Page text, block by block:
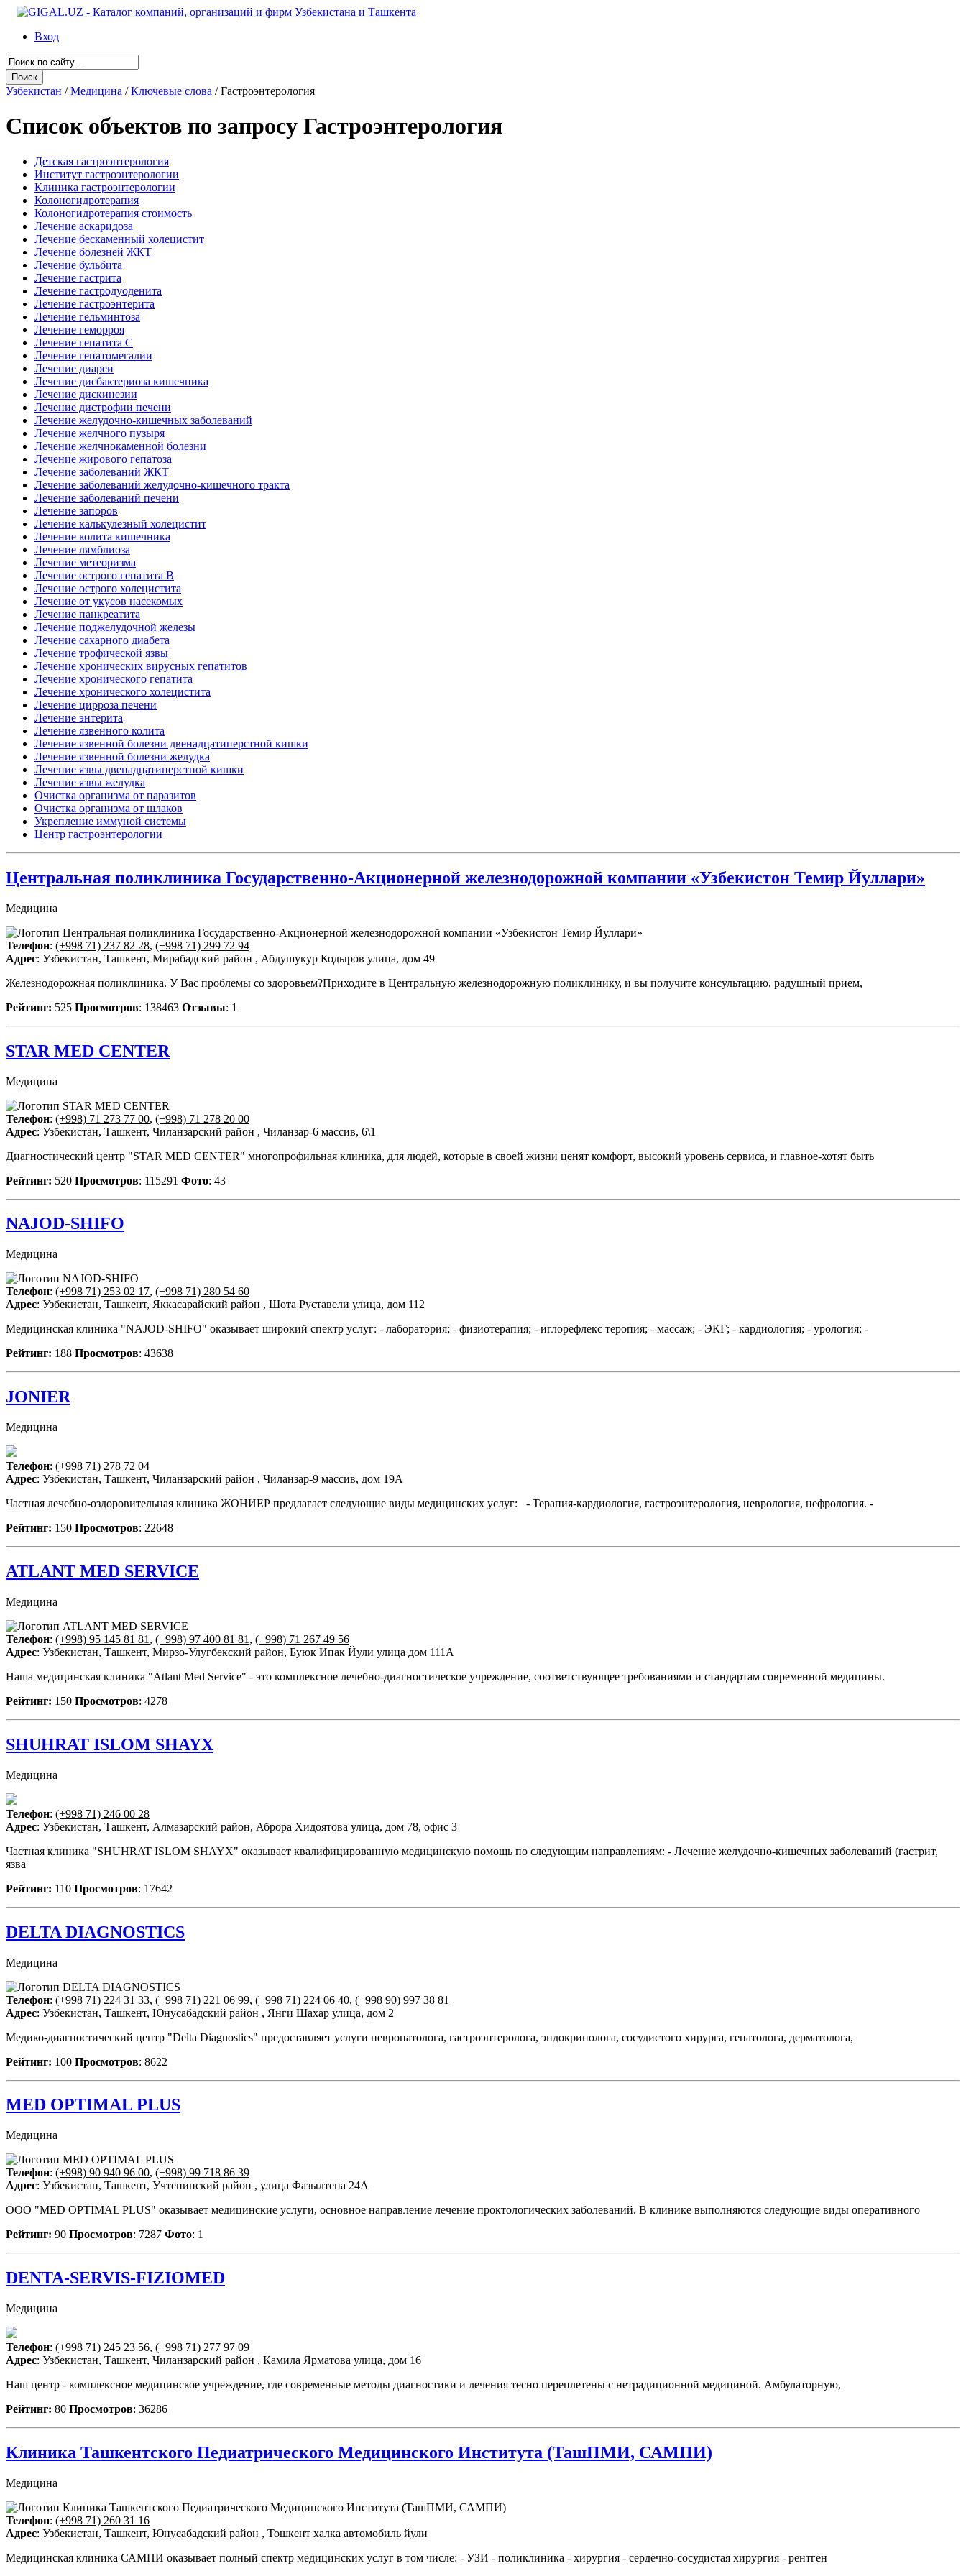
Вход
Узбекистан / Медицина / Ключевые слова /Гастроэнтерология
Список объектов по запросу Гастроэнтерология
Детская гастроэнтерология
Институт гастроэнтерологии
Клиника гастроэнтерологии
Колоногидротерапия
Колоногидротерапия стоимость
Лечение аскаридоза
Лечение бескаменный холецистит
Лечение болезней ЖКТ
Лечение бульбита
Лечение гастрита
Лечение гастродуоденита
Лечение гастроэнтерита
Лечение гельминтоза
Лечение геморроя
Лечение гепатита С
Лечение гепатомегалии
Лечение диареи
Лечение дисбактериоза кишечника
Лечение дискинезии
Лечение дистрофии печени
Лечение желудочно-кишечных заболеваний
Лечение желчного пузыря
Лечение желчнокаменной болезни
Лечение жирового гепатоза
Лечение заболеваний ЖКТ
Лечение заболеваний желудочно-кишечного тракта
Лечение заболеваний печени
Лечение запоров
Лечение калькулезный холецистит
Лечение колита кишечника
Лечение лямблиоза
Лечение метеоризма
Лечение острого гепатита В
Лечение острого холецистита
Лечение от укусов насекомых
Лечение панкреатита
Лечение поджелудочной железы
Лечение сахарного диабета
Лечение трофической язвы
Лечение хронических вирусных гепатитов
Лечение хронического гепатита
Лечение хронического холецистита
Лечение цирроза печени
Лечение энтерита
Лечение язвенного колита
Лечение язвенной болезни двенадцатиперстной кишки
Лечение язвенной болезни желудка
Лечение язвы двенадцатиперстной кишки
Лечение язвы желудка
Очистка организма от паразитов
Очистка организма от шлаков
Укрепление иммуной системы
Центр гастроэнтерологии
Центральная поликлиника Государственно-Акционерной железнодорожной компании «Узбекистон Темир Йуллари»
Медицина
Телефон: (+998 71) 237 82 28, (+998 71) 299 72 94
Адрес: Узбекистан, Ташкент, Мирабадский район , Абдушукур Кодыров улица, дом 49
Железнодорожная поликлиника. У Вас проблемы со здоровьем?Приходите в Центральную железнодорожную поликлинику, и вы получите консультацию, радушный прием,
Рейтинг: 525 Просмотров: 138463 Отзывы: 1
STAR MED CENTER
Медицина
Телефон: (+998) 71 273 77 00, (+998) 71 278 20 00
Адрес: Узбекистан, Ташкент, Чиланзарский район , Чиланзар-6 массив, 6\1
Диагностический центр "STAR MED CENTER" многопрофильная клиника, для людей, которые в своей жизни ценят комфорт, высокий уровень сервиса, и главное-хотят быть
Рейтинг: 520 Просмотров: 115291 Фото: 43
NAJOD-SHIFO
Медицина
Телефон: (+998 71) 253 02 17, (+998 71) 280 54 60
Адрес: Узбекистан, Ташкент, Яккасарайский район , Шота Руставели улица, дом 112
Медицинская клиника "NAJOD-SHIFO" оказывает широкий спектр услуг: - лаборатория; - физиотерапия; - иглорефлекс теропия; - массаж; - ЭКГ; - кардиология; - урология; -
Рейтинг: 188 Просмотров: 43638
JONIER
Медицина
Телефон: (+998 71) 278 72 04
Адрес: Узбекистан, Ташкент, Чиланзарский район , Чиланзар-9 массив, дом 19А
Частная лечебно-оздоровительная клиника ЖОНИЕР предлагает следующие виды медицинских услуг: - Терапия-кардиология, гастроэнтерология, неврология, нефрология. -
Рейтинг: 150 Просмотров: 22648
ATLANT MED SERVICE
Медицина
Телефон: (+998) 95 145 81 81 , (+998) 97 400 81 81 , (+998) 71 267 49 56
Адрес: Узбекистан, Ташкент, Мирзо-Улугбекский район, Буюк Ипак Йули улица дом 111А
Наша медицинская клиника "Atlant Med Service" - это комплексное лечебно-диагностическое учреждение, соответствующее требованиями и стандартам современной медицины.
Рейтинг: 150 Просмотров: 4278
SHUHRAT ISLOM SHAYX
Медицина
Телефон: (+998 71) 246 00 28
Адрес: Узбекистан, Ташкент, Алмазарский район, Аброра Хидоятова улица, дом 78, офис 3
Частная клиника "SHUHRAT ISLOM SHAYX" оказывает квалифицированную медицинскую помощь по следующим направлениям: - Лечение желудочно-кишечных заболеваний (гастрит,
язва
Рейтинг: 110 Просмотров: 17642
DELTA DIAGNOSTICS
Медицина
Телефон: (+998 71) 224 31 33, (+998 71) 221 06 99, (+998 71) 224 06 40, (+998 90) 997 38 81
Адрес: Узбекистан, Ташкент, Юнусабадский район , Янги Шахар улица, дом 2
Медико-диагностический центр "Delta Diagnostics" предоставляет услуги невропатолога, гастроэнтеролога, эндокринолога, сосудистого хирурга, гепатолога, дерматолога,
Рейтинг: 100 Просмотров: 8622
MED OPTIMAL PLUS
Медицина
Телефон: (+998) 90 940 96 00, (+998) 99 718 86 39
Адрес: Узбекистан, Ташкент, Учтепинский район , улица Фазылтепа 24А
OOO "MED OPTIMAL PLUS" оказывает медицинские услуги, основное направление лечение проктологических заболеваний. В клинике выполняются следующие виды оперативного
Рейтинг: 90 Просмотров: 7287 Фото: 1
DENTA-SERVIS-FIZIOMED
Медицина
Телефон: (+998 71) 245 23 56, (+998 71) 277 97 09
Адрес: Узбекистан, Ташкент, Чиланзарский район , Камила Ярматова улица, дом 16
Наш центр - комплексное медицинское учреждение, где современные методы диагностики и лечения тесно переплетены с нетрадиционной медициной. Амбулаторную,
Рейтинг: 80 Просмотров: 36286
Клиника Ташкентского Педиатрического Медицинского Института (ТашПМИ, САМПИ)
Медицина
Телефон: (+998 71) 260 31 16
Адрес: Узбекистан, Ташкент, Юнусабадский район , Тошкент халка автомобиль йули
Медицинская клиника САМПИ оказывает полный спектр медицинских услуг в том числе: - УЗИ - поликлиника - хирургия - сердечно-сосудистая хирургия - рентген